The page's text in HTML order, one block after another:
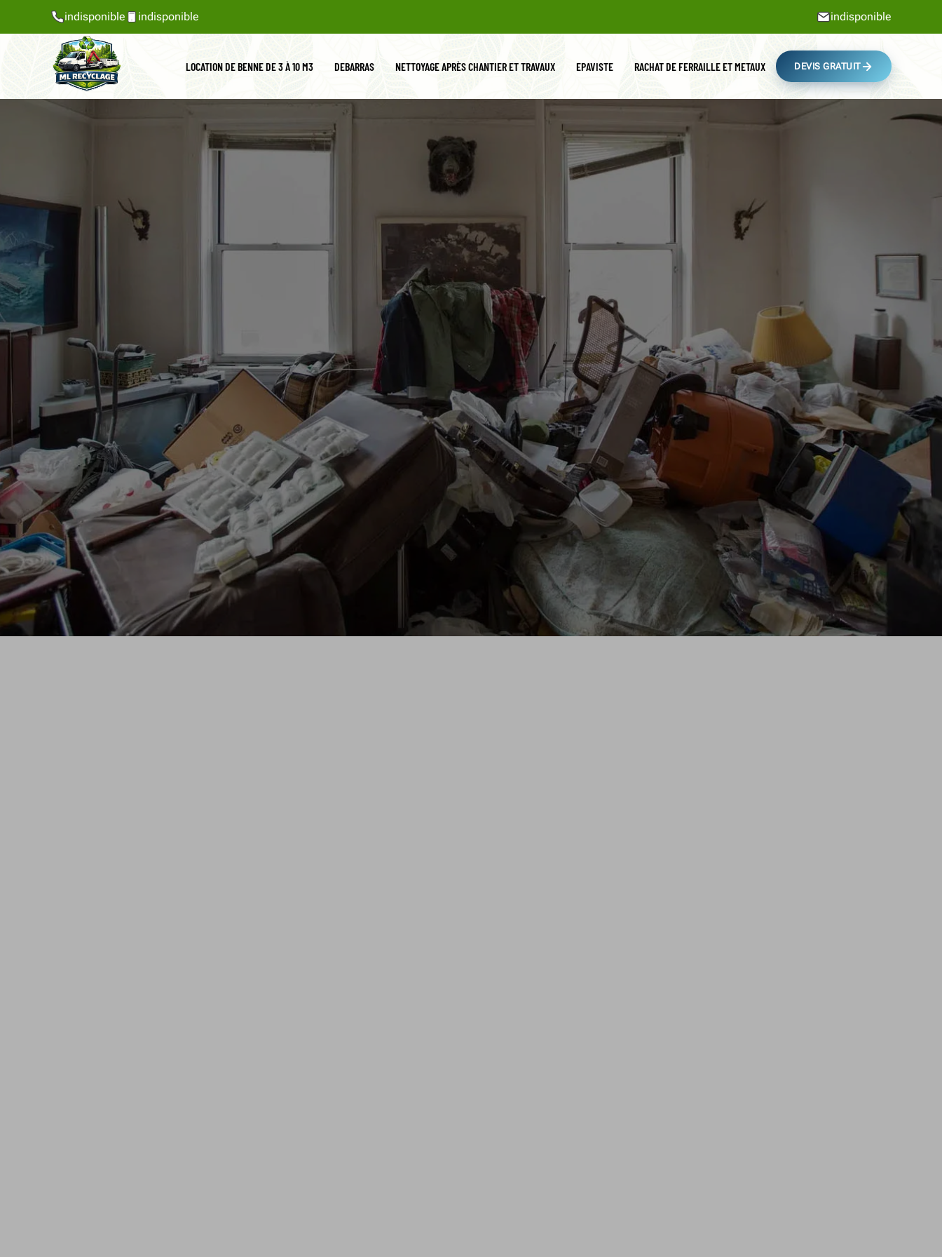
indisponible indisponible indisponible
LOCATION DE BENNE DE 3 À 10 M3 DEBARRAS NETTOYAGE APRÈS CHANTIER ET TRAVAUX EPAVISTE RACHAT DE FERRAILLE ET METAUX DEVIS GRATUIT